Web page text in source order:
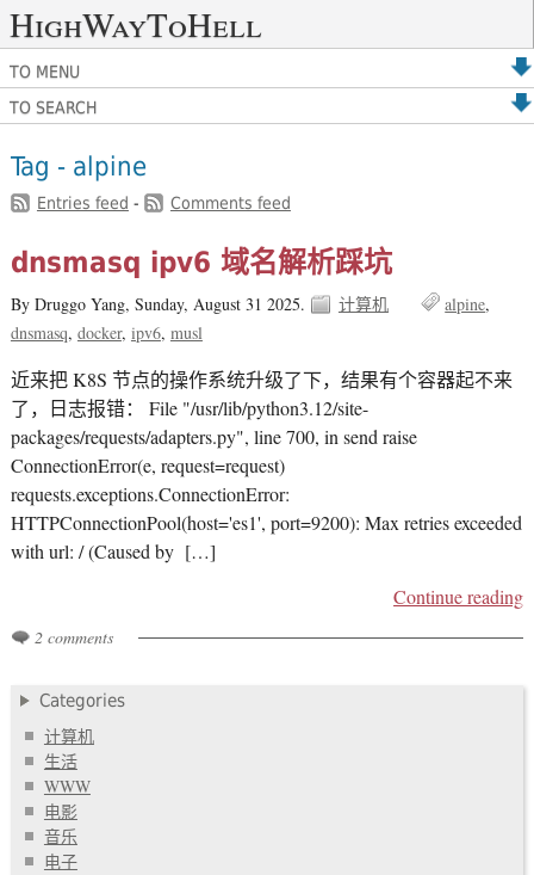
HighWayToHell
TO MENU
TO SEARCH
Tag - alpine
Entries feed - Comments feed
dnsmasq ipv6 域名解析踩坑
By Druggo Yang, Sunday, August 31 2025. 计算机
alpine
dnsmasq docker ipv6 musl
近来把 K8S 节点的操作系统升级了下，结果有个容器起不来
了，日志报错： File "/usr/lib/python3.12/site-
packages/requests/adapters.py", line 700, in send raise
ConnectionError(e, request=request)
requests.exceptions.ConnectionError:
HTTPConnectionPool(host='es1', port=9200): Max retries exceeded
with url: / (Caused by […]
Continue reading
2 comments
Categories
计算机
生活
WWW
电影
音乐
电子